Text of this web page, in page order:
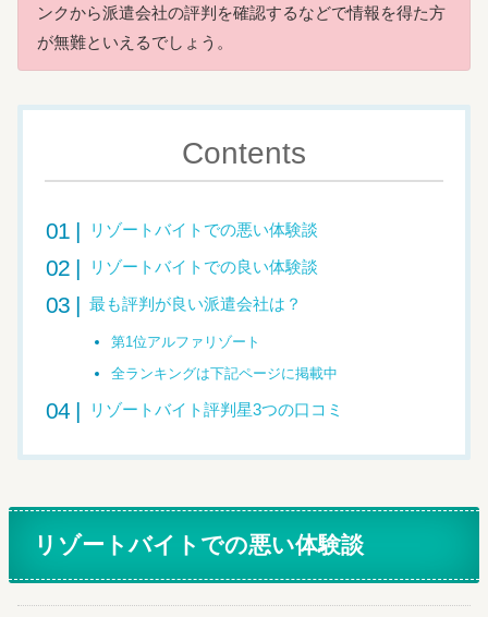
ンクから派遣会社の評判を確認するなどで情報を得た方
が無難といえるでしょう。
Contents
リゾートバイトでの悪い体験談
リゾートバイトでの良い体験談
最も評判が良い派遣会社は？
第1位アルファリゾート
全ランキングは下記ページに掲載中
リゾートバイト評判星3つの口コミ
リゾートバイトでの悪い体験談